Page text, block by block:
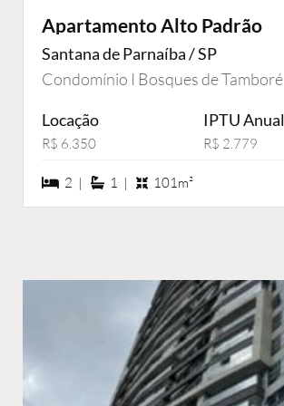
Apartamento Alto Padrão
Santana de Parnaíba / SP
Condomínio I Bosques de Tamboré
Locação
R$ 6.350
IPTU Anual
R$ 2.779
2 dormiórios
2 | 1 suítes
1 | 101m²